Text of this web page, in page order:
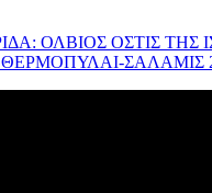
ΟΛΒΙΟΣ ΟΣΤΙΣ ΤΗΣ
ΣΑΛΑΜΙΣ